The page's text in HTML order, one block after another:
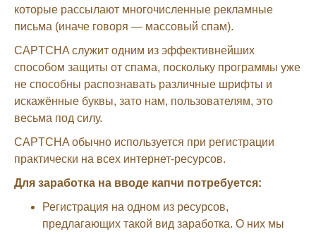
которые рассылают многочисленные рекламные
письма (иначе говоря — массовый спам).
CAPTCHA служит одним из эффективнейших
способом защиты от спама, поскольку программы уже
не способны распознавать различные шрифты и
искажённые буквы, зато нам, пользователям, это
весьма под силу.
CAPTCHA обычно используется при регистрации
практически на всех интернет-ресурсов.
Для заработка на вводе капчи потребуется:
Регистрация на одном из ресурсов,
предлагающих такой вид заработка. О них мы